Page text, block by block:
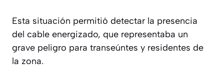
Esta situación permitió detectar la presencia
del cable energizado, que representaba un
grave peligro para transeúntes y residentes de
la zona.